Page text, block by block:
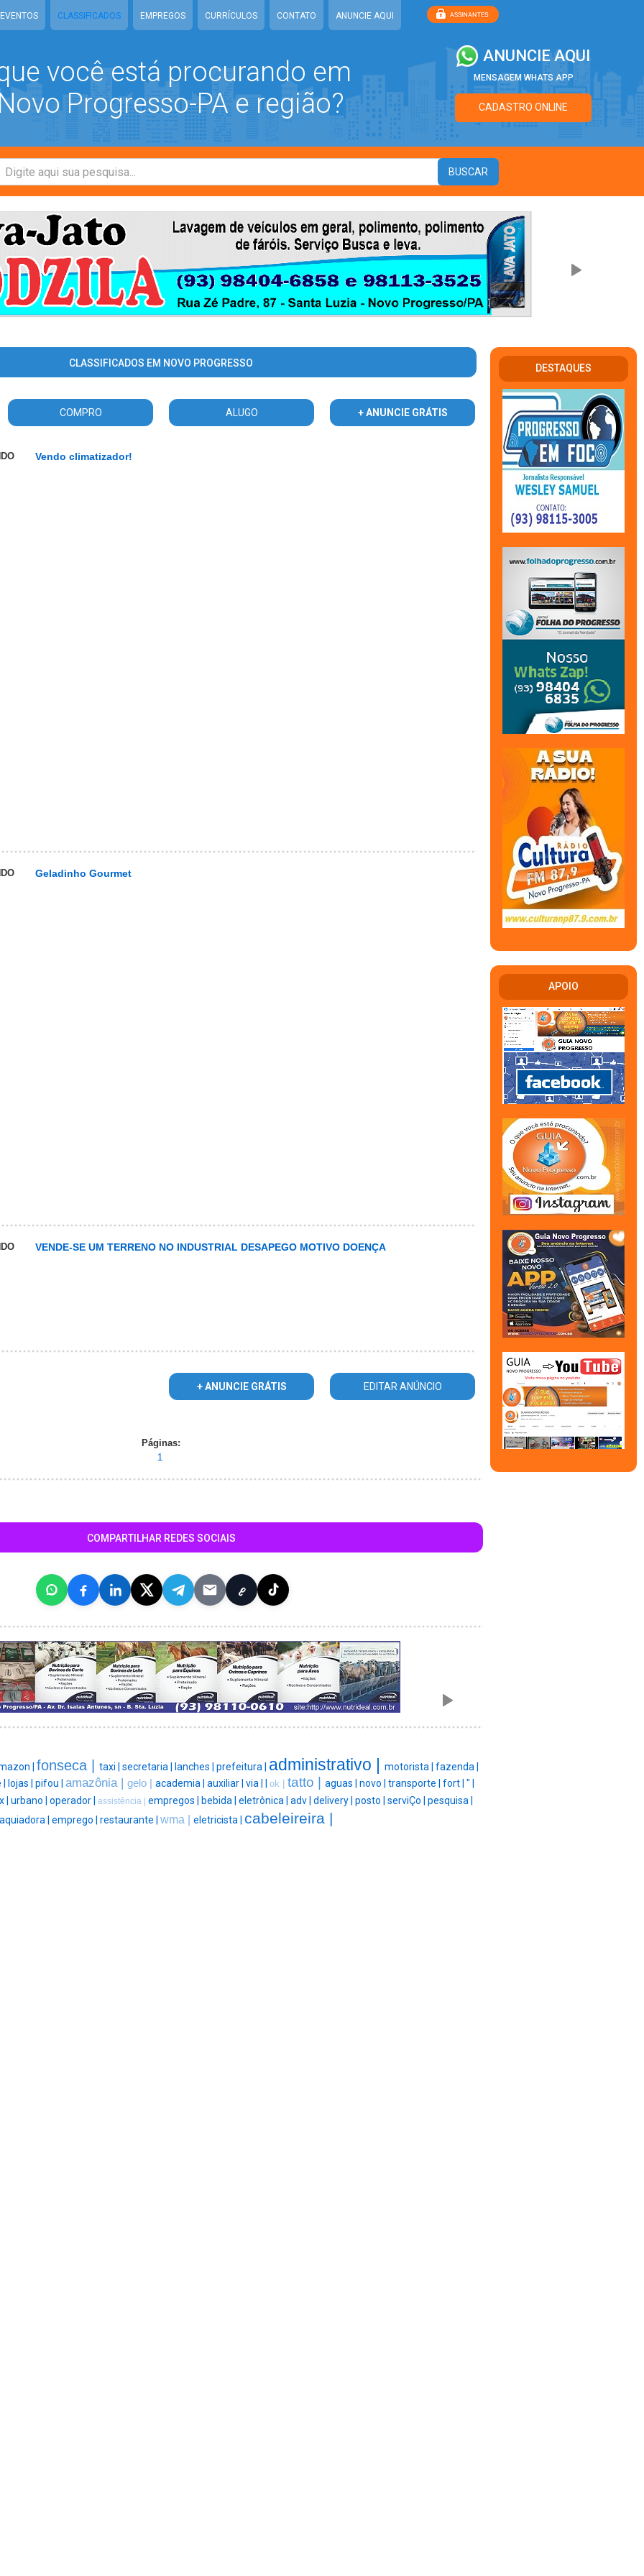
EVENTOS CLASSIFICADOS EMPREGOS CURRÍCULOS CONTATO ANUNCIE AQUI
você está procurando em
Progresso-PA e região?
ANUNCIE AQUI
MENSAGEM WHATS APP
CADASTRO ONLINE
CLASSIFICADOS EM NOVO PROGRESSO
COMPRO ALUGO + ANUNCIE GRÁTIS
Vendo climatizador!
Geladinho Gourmet
VENDE-SE UM TERRENO NO INDUSTRIAL DESAPEGO MOTIVO DOENÇA
+ ANUNCIE GRÁTIS EDITAR ANÚNCIO
Páginas:
1
COMPARTILHAR REDES SOCIAIS
| fonseca | taxi | secretaria | lanches | prefeitura | administrativo | motorista | fazenda |
lojas | pifou | amazônia | gelo | academia | auxiliar | via | ok | tatto | aguas | novo | transporte | fort | " |
| urbano | operador | assistência | empregos | bebida | eletrônica | adv | delivery | posto | serviÇo | pesquisa |
| emprego | restaurante | wma | eletricista | cabeleireira |
DESTAQUES
APOIO